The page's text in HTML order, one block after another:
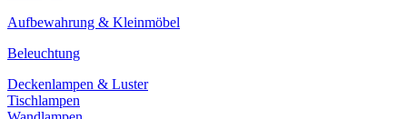
Aufbewahrung & Kleinmöbel
Beleuchtung
Deckenlampen & Luster
Tischlampen